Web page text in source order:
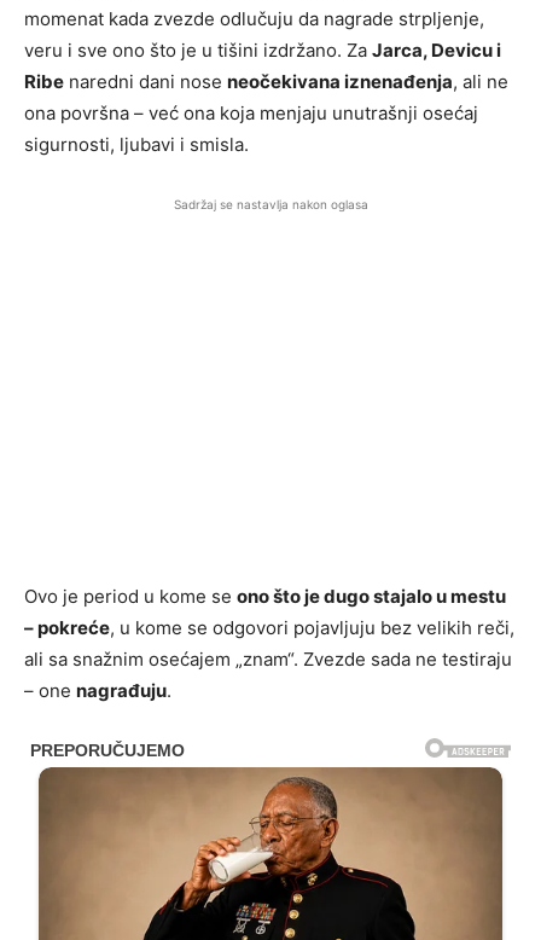
momenat kada zvezde odlučuju da nagrade strpljenje,
veru i sve ono što je u tišini izdržano. Za Jarca, Devicu i
Ribe naredni dani nose neočekivana iznenađenja, ali ne
ona površna – već ona koja menjaju unutrašnji osećaj
sigurnosti, ljubavi i smisla.
Sadržaj se nastavlja nakon oglasa
Ovo je period u kome se ono što je dugo stajalo u mestu
– pokreće, u kome se odgovori pojavljuju bez velikih reči,
ali sa snažnim osećajem „znam“. Zvezde sada ne testiraju
– one nagrađuju.